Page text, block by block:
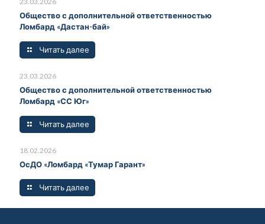
Общество с дополнительной ответственностью
Ломбард «Дастан-бай»
Читать далее
23.03.2026
Общество с дополнительной ответственностью
Ломбард «СС Юг»
Читать далее
18.02.2026
ОсДО «Ломбард «Тумар Гарант»
Читать далее